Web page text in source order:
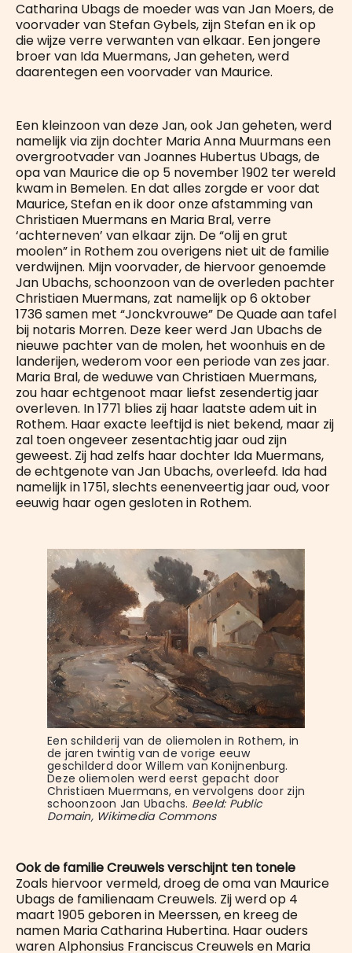
Catharina Ubags de moeder was van Jan Moers, de
voorvader van Stefan Gybels, zijn Stefan en ik op
die wijze verre verwanten van elkaar. Een jongere
broer van Ida Muermans, Jan geheten, werd
daarentegen een voorvader van Maurice.
Een kleinzoon van deze Jan, ook Jan geheten, werd
namelijk via zijn dochter Maria Anna Muurmans een
overgrootvader van Joannes Hubertus Ubags, de
opa van Maurice die op 5 november 1902 ter wereld
kwam in Bemelen. En dat alles zorgde er voor dat
Maurice, Stefan en ik door onze afstamming van
Christiaen Muermans en Maria Bral, verre
‘achterneven’ van elkaar zijn. De “olij en grut
moolen” in Rothem zou overigens niet uit de familie
verdwijnen. Mijn voorvader, de hiervoor genoemde
Jan Ubachs, schoonzoon van de overleden pachter
Christiaen Muermans, zat namelijk op 6 oktober
1736 samen met “Jonckvrouwe” De Quade aan tafel
bij notaris Morren. Deze keer werd Jan Ubachs de
nieuwe pachter van de molen, het woonhuis en de
landerijen, wederom voor een periode van zes jaar.
Maria Bral, de weduwe van Christiaen Muermans,
zou haar echtgenoot maar liefst zesendertig jaar
overleven. In 1771 blies zij haar laatste adem uit in
Rothem. Haar exacte leeftijd is niet bekend, maar zij
zal toen ongeveer zesentachtig jaar oud zijn
geweest. Zij had zelfs haar dochter Ida Muermans,
de echtgenote van Jan Ubachs, overleefd. Ida had
namelijk in 1751, slechts eenenveertig jaar oud, voor
eeuwig haar ogen gesloten in Rothem.
Een schilderij van de oliemolen in Rothem, in
de jaren twintig van de vorige eeuw
geschilderd door Willem van Konijnenburg.
Deze oliemolen werd eerst gepacht door
Christiaen Muermans, en vervolgens door zijn
schoonzoon Jan Ubachs. Beeld: Public
Domain, Wikimedia Commons
Ook de familie Creuwels verschijnt ten tonele
Zoals hiervoor vermeld, droeg de oma van Maurice
Ubags de familienaam Creuwels. Zij werd op 4
maart 1905 geboren in Meerssen, en kreeg de
namen Maria Catharina Hubertina. Haar ouders
waren Alphonsius Franciscus Creuwels en Maria